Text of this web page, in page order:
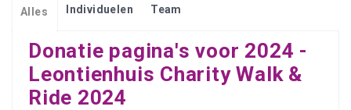
Alles Individuelen Team
Donatie pagina's voor 2024 -
Leontienhuis Charity Walk &
Ride 2024